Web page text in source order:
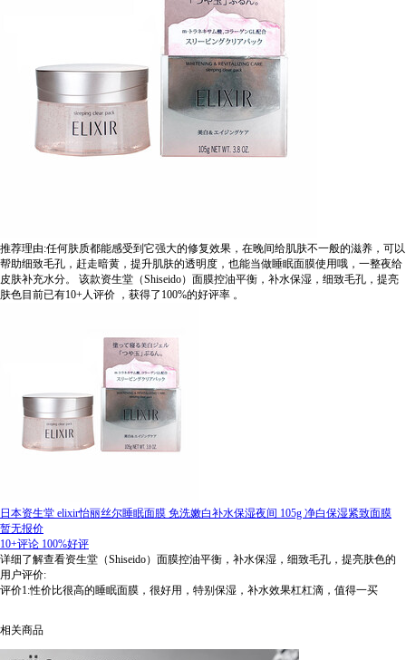
推荐理由:任何肤质都能感受到它强大的修复效果，在晚间给肌肤不一般的滋养，可以
帮助细致毛孔，赶走暗黄，提升肌肤的透明度，也能当做睡眠面膜使用哦，一整夜给
皮肤补充水分。
该款资生堂（Shiseido）面膜控油平衡，补水保湿，细致毛孔，提亮
肤色目前已有10+人评价 ，获得了100%的好评率 。
日本资生堂 elixir怡丽丝尔睡眠面膜 免洗嫩白补水保湿夜间 105g 净白保湿紧致面膜
暂无报价
10+评论 100%好评
详细了解查看资生堂（Shiseido）面膜控油平衡，补水保湿，细致毛孔，提亮肤色的
用户评价:
评价1:性价比很高的睡眠面膜，很好用，特别保湿，补水效果杠杠滴，值得一买
相关商品